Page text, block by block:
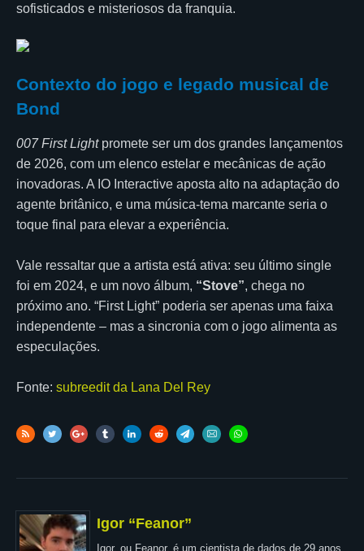
sofisticados e misteriosos da franquia.
Contexto do jogo e legado musical de
Bond
007 First Lightpromete ser um dos grandes lançamentos
de 2026, com um elenco estelar e mecânicas de ação
inovadoras. A IO Interactive aposta alto na adaptação do
agente britânico, e uma música-tema marcante seria o
toque final para elevar a experiência.
Vale ressaltar que a artista está ativa: seu último single
foi em 2024, e um novo álbum, “Stove”, chega no
próximo ano. “First Light” poderia ser apenas uma faixa
independente – mas a sincronia com o jogo alimenta as
especulações.
Fonte: subreedit da Lana Del Rey
Igor “Feanor”
Igor, ou Feanor, é um cientista de dados de 29 anos